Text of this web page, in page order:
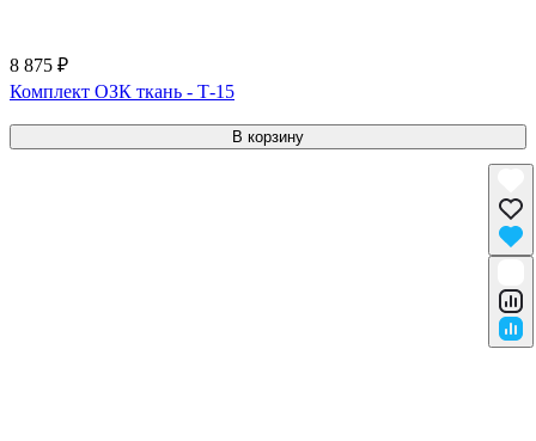
8 875 ₽
Комплект ОЗК ткань - Т-15
В корзину